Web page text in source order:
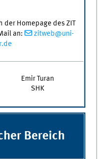
der Homepage des ZIT
an:
zitweb@uni-
Emir Turan
SHK
Bereich